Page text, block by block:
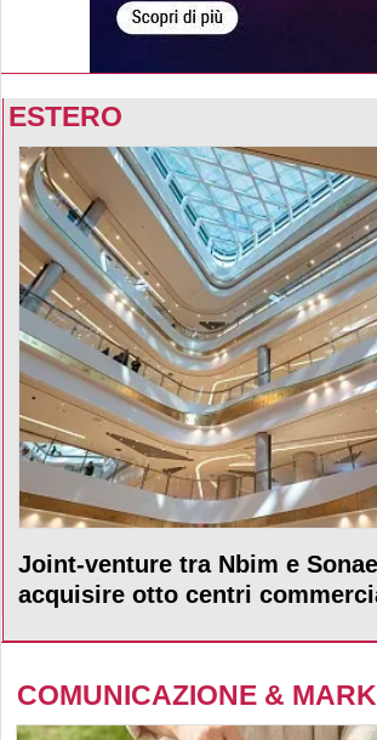
ESTERO
Joint-venture tra Nbim e
acquisire otto centri
COMUNICAZIONE &